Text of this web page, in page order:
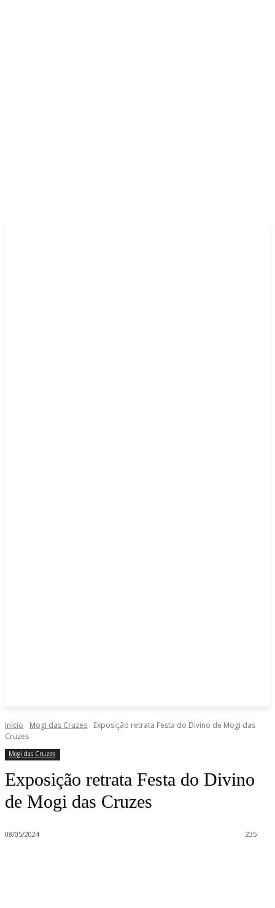
Início Mogi das Cruzes
Exposição retrata Festa do Divino de Mogi das
Cruzes
Mogi das Cruzes
Exposição retrata Festa do Divino
de Mogi das Cruzes
08/05/2024 235